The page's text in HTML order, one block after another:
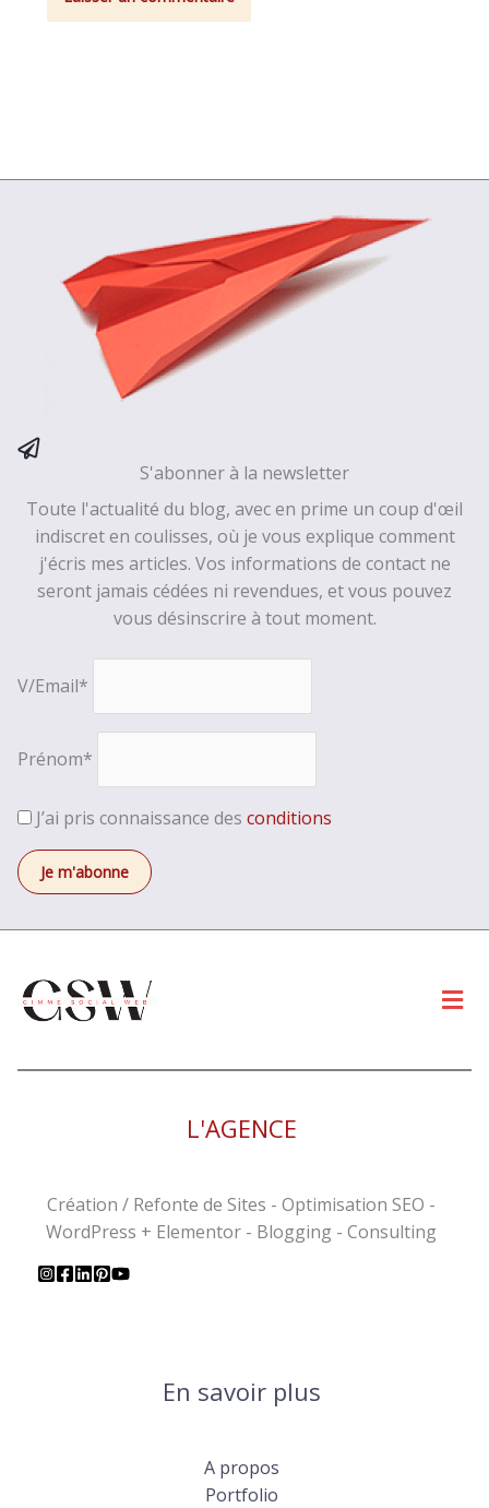
S'abonner à la newsletter
Toute l'actualité du blog, avec en prime un coup d'œil
indiscret en coulisses, où je vous explique comment
j'écris mes articles. Vos informations de contact ne
seront jamais cédées ni revendues, et vous pouvez
vous désinscrire à tout moment.
V/Email*
Prénom*
J’ai pris connaissance des conditions
L'AGENCE
Création / Refonte de Sites - Optimisation SEO -
WordPress + Elementor - Blogging - Consulting
En savoir plus
A propos
Portfolio